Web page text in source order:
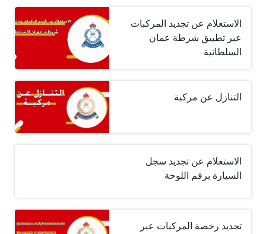
الاستعلام عن تجديد المركبات
عبر تطبيق شرطة عمان
السلطانية
التنازل عن مركبة
الاستعلام عن تجديد سجل
السيارة برقم اللوحة
تجديد رخصة المركبات عبر